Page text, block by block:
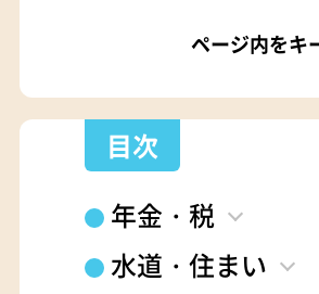
ページ内をキ
目次
年金・税
水道・住まい